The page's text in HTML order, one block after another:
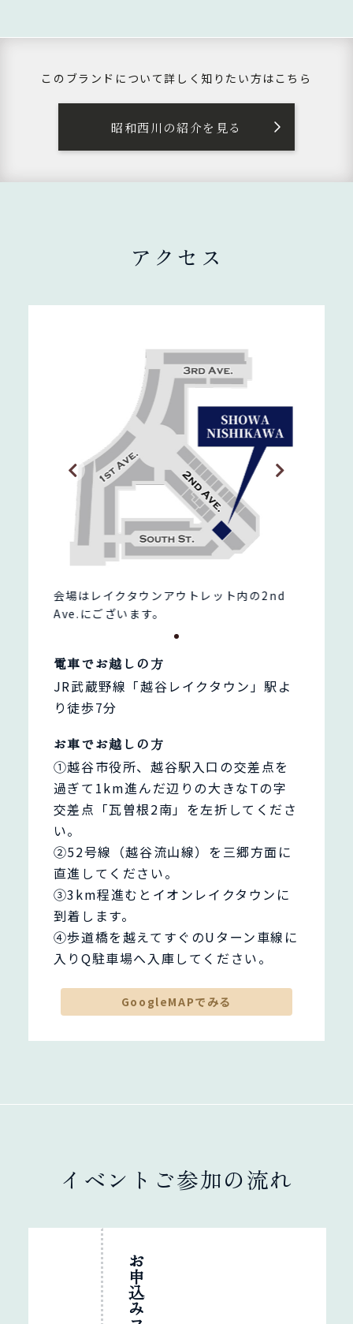
このブランドについて詳しく知りたい方はこちら
昭和西川の紹介を見る
アクセス
会場はレイクタウンアウトレット内の2nd
Ave.にございます。
電車でお越しの方
JR武蔵野線「越谷レイクタウン」駅よ
り徒歩7分
お車でお越しの方
①越谷市役所、越谷駅入口の交差点を
過ぎて1km進んだ辺りの大きなTの字
交差点「瓦曽根2南」を左折してくださ
い。
②52号線（越谷流山線）を三郷方面に
直進してください。
③3km程進むとイオンレイクタウンに
到着します。
④歩道橋を越えてすぐのUターン車線に
入りQ駐車場へ入庫してください。
GoogleMAPでみる
イベントご参加の流れ
お
申
込
み